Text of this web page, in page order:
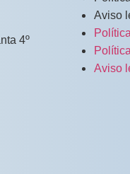
4º
Aviso
Aviso